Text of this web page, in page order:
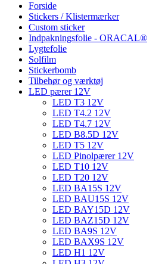
Forside
Stickers / Klistermærker
Custom sticker
Indpakningsfolie - ORACAL®
Lygtefolie
Solfilm
Stickerbomb
Tilbehør og værktøj
LED pærer 12V
LED T3 12V
LED T4.2 12V
LED T4.7 12V
LED B8.5D 12V
LED T5 12V
LED Pinolpærer 12V
LED T10 12V
LED T20 12V
LED BA15S 12V
LED BAU15S 12V
LED BAY15D 12V
LED BAZ15D 12V
LED BA9S 12V
LED BAX9S 12V
LED H1 12V